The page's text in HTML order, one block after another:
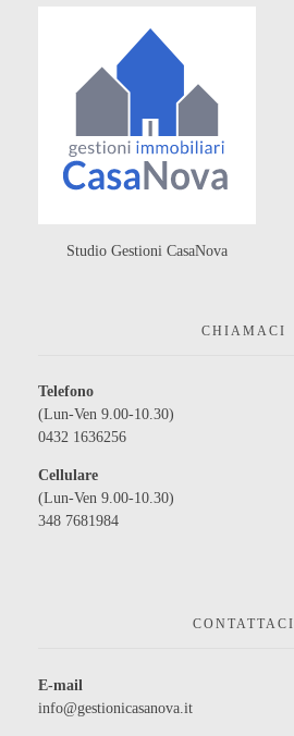
Studio Gestioni CasaNova
CHIAMACI
Telefono
(Lun-Ven 9.00-10.30)
0432 1636256
Cellulare
(Lun-Ven 9.00-10.30)
348 7681984
CONTATTACI
E-mail
info@gestionicasanova.it